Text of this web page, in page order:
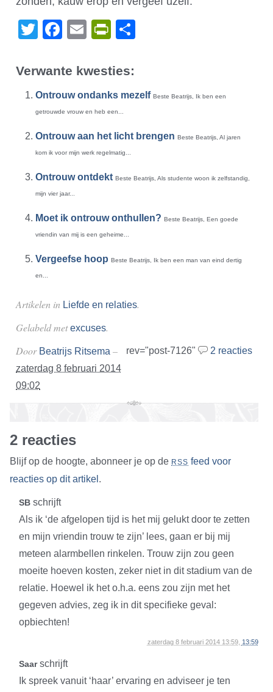
TwitterFacebook
EmailPrintFriendly
Verwante kwesties:
Ontrouw ondanks mezelf Beste Beatrijs, Ik ben een
getrouwde vrouw en heb een...
Ontrouw aan het licht brengen Beste Beatrijs, Al jaren
kom ik voor mijn werk regelmatig...
Ontrouw ontdekt Beste Beatrijs, Als studente woon ik zelfstandig,
mijn vier jaar...
Moet ik ontrouw onthullen? Beste Beatrijs, Een goede
vriendin van mij is een geheime...
Vergeefse hoop Beste Beatrijs, Ik ben een man van eind dertig
en...
Artikelen in Liefde en relaties.
Gelabeld metexcuses.
rev="post-7126" 2 reacties
Door Beatrijs Ritsema –
zaterdag 8 februari 2014
09:02
2 reacties
Blijf op de hoogte, abonneer je op de RSS feed voor
reacties op dit artikel .
SB schrijft
Als ik ‘de afgelopen tijd is het mij gelukt door te zetten
en mijn vriendin trouw te zijn’ lees, gaan er bij mij
meteen alarmbellen rinkelen. Trouw zijn zou geen
moeite hoeven kosten, zeker niet in dit stadium van de
relatie. Hoewel ik het o.h.a. eens zou zijn met het
gegeven advies, zeg ik in dit specifieke geval:
opbiechten!
zaterdag 8 februari 2014 13:59, 13:59
Saar schrijft
Ik spreek vanuit ‘haar’ ervaring en adviseer je ten